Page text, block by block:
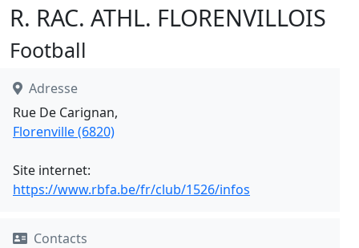
R. RAC. ATHL. FLORENVILLOIS
Football
Adresse
Rue De Carignan,
Florenville (6820)
Site internet:
https://www.rbfa.be/fr/club/1526/infos
Contacts